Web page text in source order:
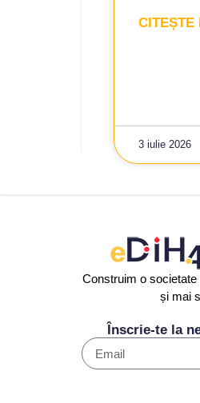
CITEȘTE
3 iulie 2026
Construim o
și mai
Înscrie-te la